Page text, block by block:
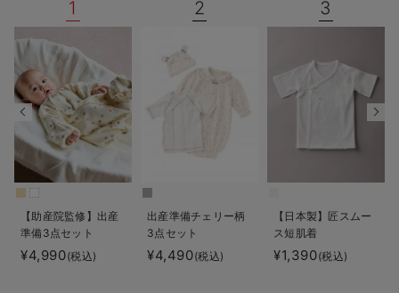
ベビー セットアップ
スタイ・よだれかけ（新生児・ベビー）
ベビー帽子（新生児・乳児）
新生児スリーパー・ベビーパジャマ
ベビー リュック
ベビー 小物
授乳・調乳・お食事
哺乳瓶
赤ちゃん 洗剤・洗濯用品・お掃除
赤ちゃん お風呂・ベビースキンケア
おむつ関連グッズ
ブラトップ
親子セット
快適機能ウェア特集 トップス
快適機能ウェア特集 ボトムス
快適機能ウェア特集 パジャマ
erbaviva（エルバビーバ）
安心の日本製。先輩ママが買ってよかった！本当に必要な出産準備品
かわいくておもしろ
何枚あっても嬉しい
長く使えるアイテム
お部屋映えアイテム
1
【助産院監修】出産
準備3点セット
¥4,990(税込)
2
出産準備チェリー柄
3点セット
¥4,490(税込)
3
【日本製】匠スムー
ス短肌着
¥1,390(税込)